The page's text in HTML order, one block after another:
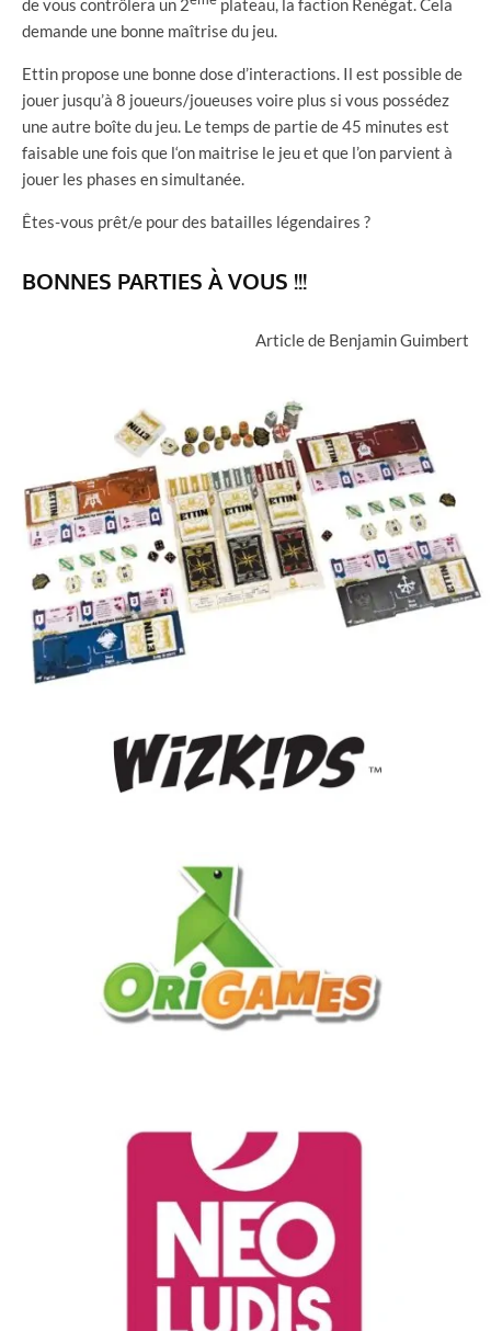
de vous contrôlera un 2
plateau, la faction Renégat. Cela
demande une bonne maîtrise du jeu.
Ettin propose une bonne dose d’interactions. Il est possible de
jouer jusqu’à 8 joueurs/joueuses voire plus si vous possédez
une autre boîte du jeu. Le temps de partie de 45 minutes est
faisable une fois que l‘on maitrise le jeu et que l’on parvient à
jouer les phases en simultanée.
Êtes-vous prêt/e pour des batailles légendaires ?
BONNES PARTIES À VOUS !!!
Article de Benjamin Guimbert